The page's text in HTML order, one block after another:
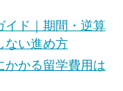
イド｜期間・逆算
ない進め方
かかる留学費用は